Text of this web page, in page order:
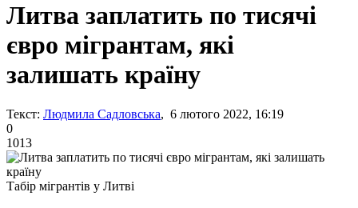
Литва заплатить по тисячі
євро мігрантам, які
залишать країну
Текст: Людмила Садловська, 6 лютого 2022, 16:19
0
1013
Табір мігрантів у Литві